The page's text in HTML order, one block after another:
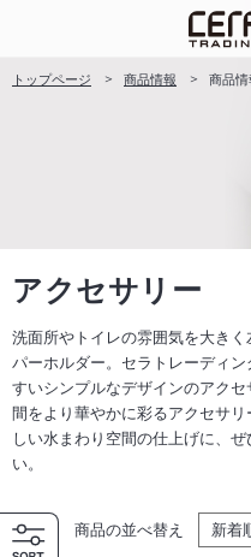
トップページ 商品情報 商品
アクセサリー
洗面所やトイレの雰囲気を大き
パーホルダー。セラトレーディ
すいシンプルなデザインのアク
間をより華やかに彩るアクセサ
しい水まわり空間の仕上げに、
い。
商品の並べ替え